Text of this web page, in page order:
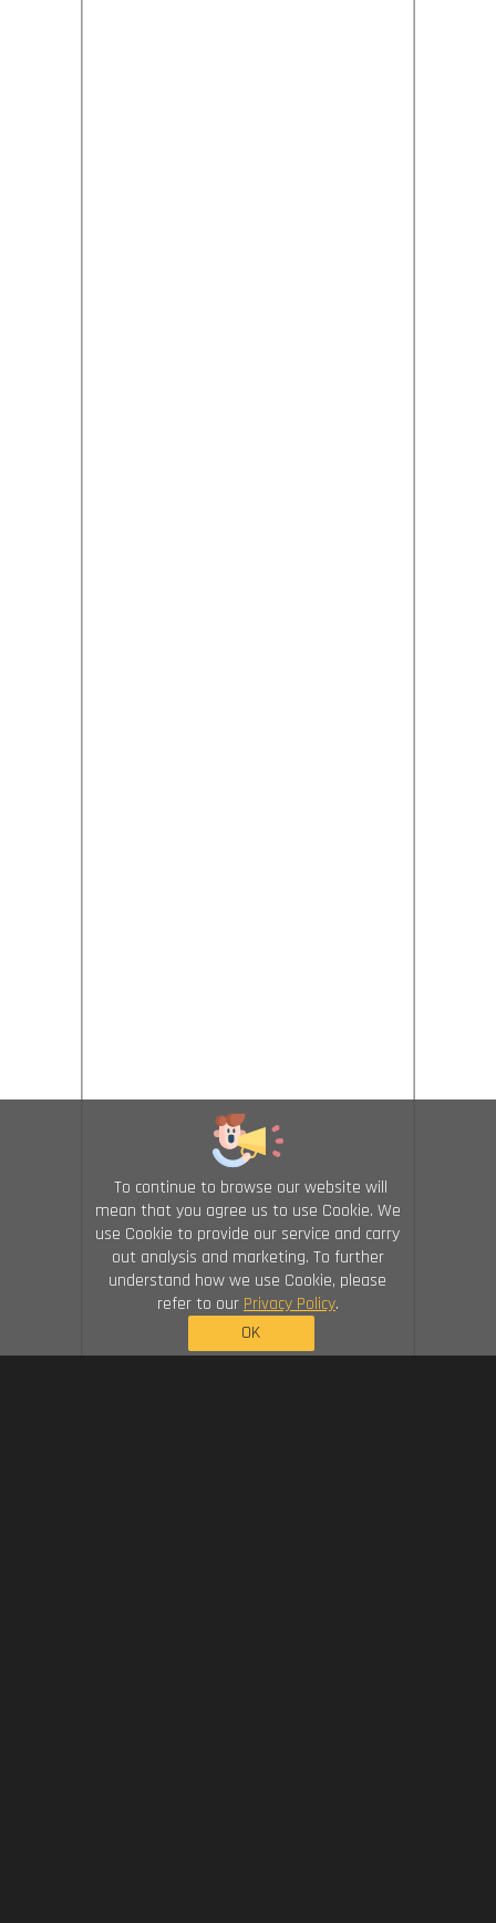
To continue to browse our website will
mean that you agree us to use Cookie. We
use Cookie to provide our service and carry
out analysis and marketing. To further
understand how we use Cookie, please
refer to our Privacy Policy.
OK